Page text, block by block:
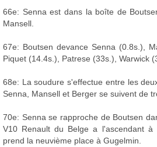
66e: Senna est dans la boîte de
Mansell.
67e: Boutsen devance Senna (0.8s.),
Piquet (14.4s.), Patrese (33s.), Warwick
68e: La soudure s'effectue entre les
Senna, Mansell et Berger se suivent de
70e: Senna se rapproche de Boutsen
V10 Renault du Belge a l'ascendant à
prend la neuvième place à Gugelmin.